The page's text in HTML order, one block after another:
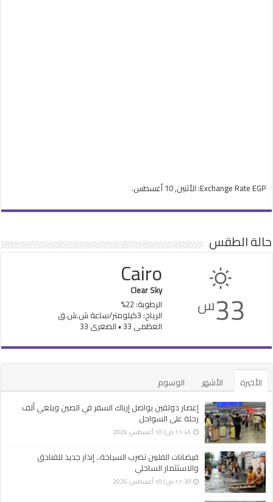
Exchange Rate EGP : الأثنين, 10 أغسطس.
حالة الطقس
33س
Cairo
Clear Sky
الرطوبة: 22%
الرياح: 3كيلومتر/ساعة ش.ش.ق‎
العظمى 33 • الصغرى 33
الأخيرة الأشهر
الوسوم
إعصار دولفين يواصل إرباك السفر في الصين ويلغي ألف
رحلة على السواحل
11:45 ص | 10 أغسطس، 2026
فيضانات الفلبين تضرب السياحة.. إنذار جديد للفنادق
والاستثمار الساحلي
11:30 ص | 10 أغسطس، 2026